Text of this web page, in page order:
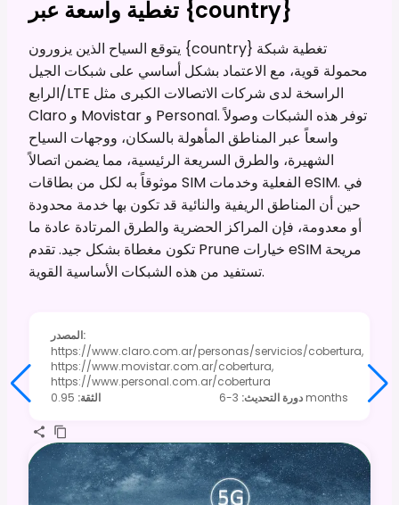
تغطية واسعة عبر {country}
يتوقع السياح الذين يزورون {country} تغطية شبكة
محمولة قوية، مع الاعتماد بشكل أساسي على شبكات الجيل
الرابع/LTE الراسخة لدى شركات الاتصالات الكبرى مثل
Claro و Movistar و Personal. توفر هذه الشبكات وصولاً
واسعاً عبر المناطق المأهولة بالسكان، ووجهات السياح
الشهيرة، والطرق السريعة الرئيسية، مما يضمن اتصالاً
موثوقاً به لكل من بطاقات SIM الفعلية وخدمات eSIM. في
حين أن المناطق الريفية والنائية قد تكون بها خدمة محدودة
أو معدومة، فإن المراكز الحضرية والطرق المرتادة عادة ما
تكون مغطاة بشكل جيد. تقدم Prune خيارات eSIM مريحة
تستفيد من هذه الشبكات الأساسية القوية.
المصدر:
https://www.claro.com.ar/personas/servicios/cobertura,
https://www.movistar.com.ar/cobertura,
https://www.personal.com.ar/cobertura
الثقة:
0.95 دورة التحديث: 3-6 months